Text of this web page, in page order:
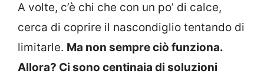
A volte, c’è chi che con un po’ di calce,
cerca di coprire il nascondiglio tentando di
limitarle. Ma non sempre ciò funziona.
Allora? Ci sono centinaia di soluzioni